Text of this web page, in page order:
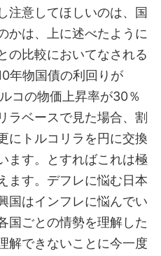
注意してほしいのは、国
かは、上に述べたように
の比較においてなされる
年物国債の利回りが
コの物価上昇率が30％
ラベースで見た場合、割
にトルコリラを円に交換
ます。とすればこれは極
ます。デフレに悩む日本
国はインフレに悩んでい
国ごとの情勢を理解した
解できないことに今一度